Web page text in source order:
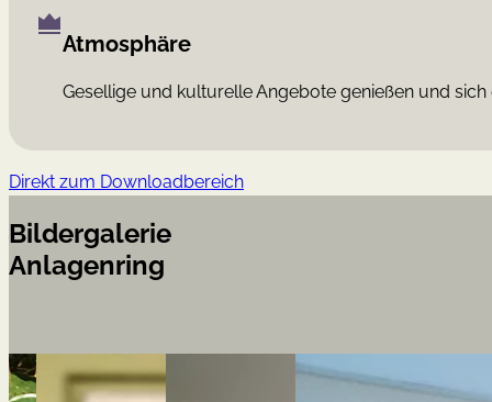
Atmosphäre
Gesellige und kulturelle Angebote genießen und
Direkt zum Downloadbereich
Bildergalerie
Anlagenring